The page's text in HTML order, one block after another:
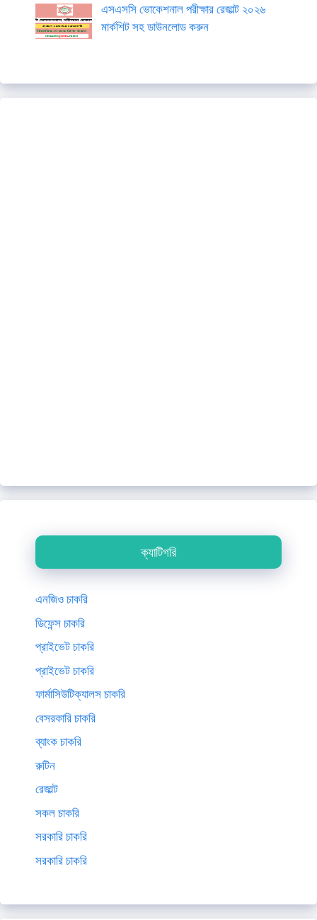
এসএসসি ভোকেশনাল পরীক্ষার রেজাল্ট ২০২৬
মার্কশিট সহ ডাউনলোড করুন
ক্যাটিগরি
এনজিও চাকরি
ডিফেন্স চাকরি
প্রাইভেট চাকরি
প্রাইভেট চাকরি
ফার্মাসিউটিক্যালস চাকরি
বেসরকারি চাকরি
ব্যাংক চাকরি
রুটিন
রেজাল্ট
সকল চাকরি
সরকারি চাকরি
সরকারি চাকরি